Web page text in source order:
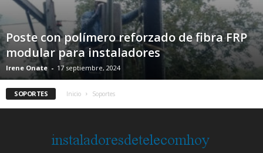
Poste con polímero reforzado de fibra FRP
modular para instaladores
Irene Onate - 17 septiembre, 2024
SOPORTES Inicio Soportes